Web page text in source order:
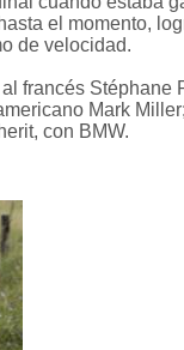
el momento,
de velocidad.
francés Stéphane
Mark
con BMW.